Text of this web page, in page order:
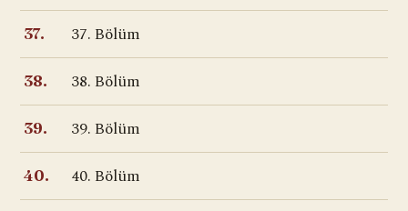
37. 37. Bölüm
38. 38. Bölüm
39. 39. Bölüm
40. 40. Bölüm